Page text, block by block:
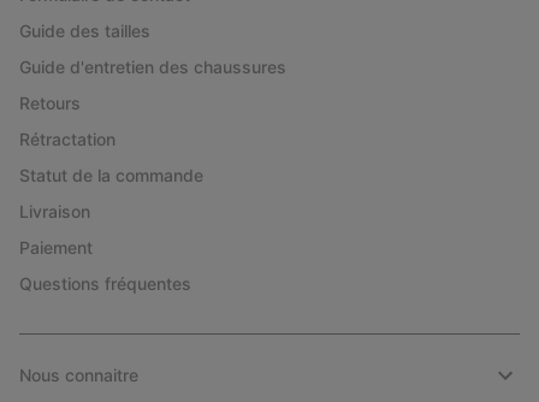
Guide des tailles
Guide d'entretien des chaussures
Retours
Rétractation
Statut de la commande
Livraison
Paiement
Questions fréquentes
Nous connaitre